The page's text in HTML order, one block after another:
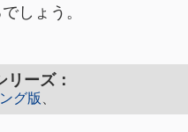
しょう。
ーズ：
グ版 、